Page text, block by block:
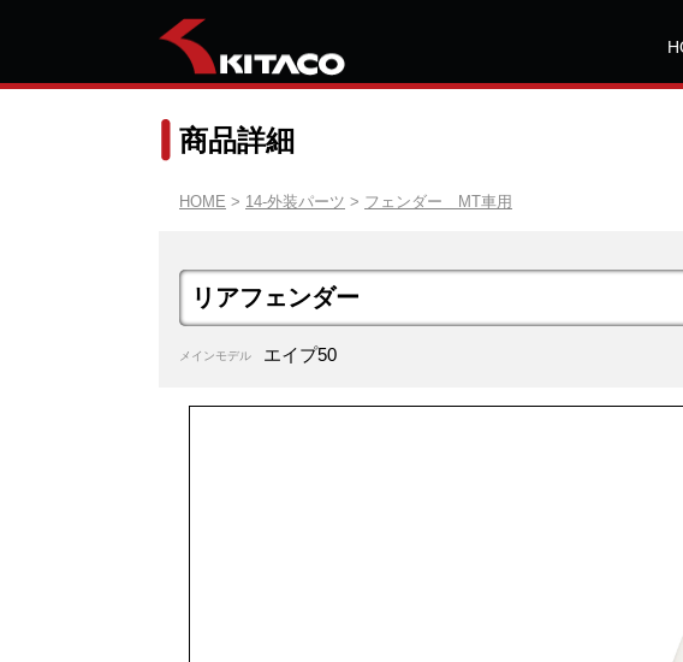
商品詳細
HOME > 14-外装パーツ > フェンダー MT車用
リアフェンダー
メインモデル エイプ50